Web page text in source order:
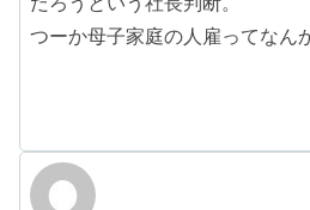
つーか母子家庭の人雇ってなん